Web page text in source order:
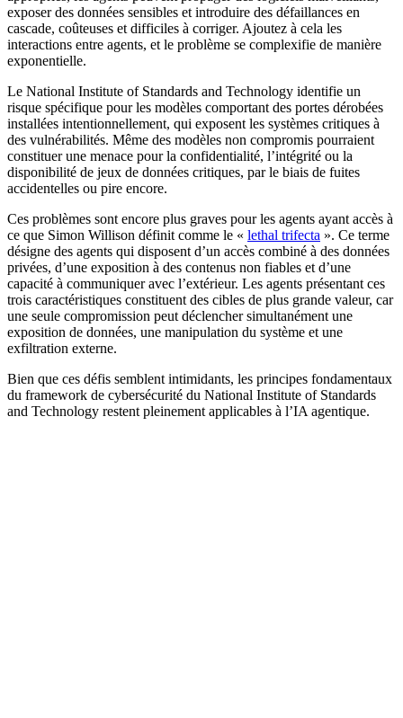
exposer des données sensibles et introduire des défaillances en
cascade, coûteuses et difficiles à corriger. Ajoutez à cela les
interactions entre agents, et le problème se complexifie de manière
exponentielle.
Le National Institute of Standards and Technology identifie un
risque spécifique pour les modèles comportant des portes dérobées
installées intentionnellement, qui exposent les systèmes critiques à
des vulnérabilités. Même des modèles non compromis pourraient
constituer une menace pour la confidentialité, l’intégrité ou la
disponibilité de jeux de données critiques, par le biais de fuites
accidentelles ou pire encore.
Ces problèmes sont encore plus graves pour les agents ayant accès à
ce que Simon Willison définit comme le « lethal trifecta ». Ce terme
désigne des agents qui disposent d’un accès combiné à des données
privées, d’une exposition à des contenus non fiables et d’une
capacité à communiquer avec l’extérieur. Les agents présentant ces
trois caractéristiques constituent des cibles de plus grande valeur, car
une seule compromission peut déclencher simultanément une
exposition de données, une manipulation du système et une
exfiltration externe.
Bien que ces défis semblent intimidants, les principes fondamentaux
du framework de cybersécurité du National Institute of Standards
and Technology restent pleinement applicables à l’IA agentique.